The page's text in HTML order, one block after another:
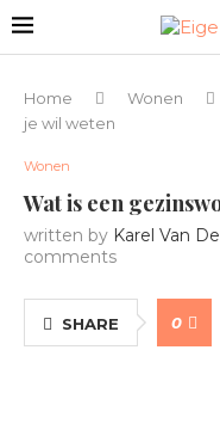
Home Wonen
je wil weten
Wonen
Wat is een
written by Karel Van
comments
SHARE 0